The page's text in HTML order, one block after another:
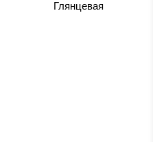
Глянцевая